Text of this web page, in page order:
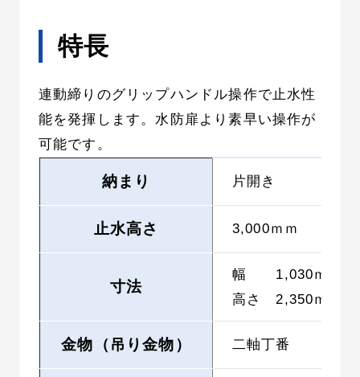
特長
連動締りのグリップハンドル操作で止水性
能を発揮します。水防扉より素早い操作が
可能です。
納まり 片開き
止水高さ 3,000ｍｍ
寸法
幅 1,030ｍｍ
高さ 2,350ｍｍ
金物（吊り金物） 二軸丁番